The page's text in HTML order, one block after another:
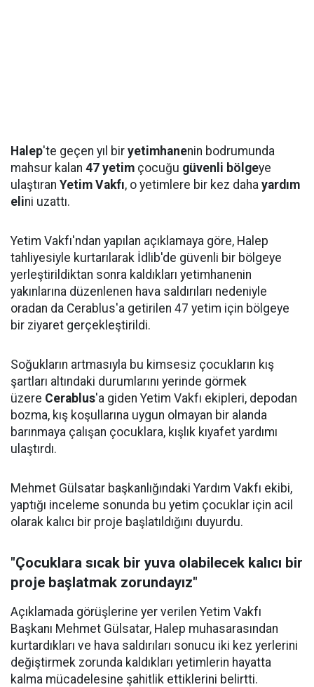
Halep'te geçen yıl bir yetimhanenin bodrumunda
mahsur kalan 47 yetim çocuğu güvenli bölgeye
ulaştıran Yetim Vakfı, o yetimlere bir kez daha yardım
elini uzattı.
Yetim Vakfı'ndan yapılan açıklamaya göre, Halep
tahliyesiyle kurtarılarak İdlib'de güvenli bir bölgeye
yerleştirildiktan sonra kaldıkları yetimhanenin
yakınlarına düzenlenen hava saldırıları nedeniyle
oradan da Cerablus'a getirilen 47 yetim için bölgeye
bir ziyaret gerçekleştirildi.
Soğukların artmasıyla bu kimsesiz çocukların kış
şartları altındaki durumlarını yerinde görmek
üzere Cerablus'a giden Yetim Vakfı ekipleri, depodan
bozma, kış koşullarına uygun olmayan bir alanda
barınmaya çalışan çocuklara, kışlık kıyafet yardımı
ulaştırdı.
Mehmet Gülsatar başkanlığındaki Yardım Vakfı ekibi,
yaptığı inceleme sonunda bu yetim çocuklar için acil
olarak kalıcı bir proje başlatıldığını duyurdu.
"Çocuklara sıcak bir yuva olabilecek kalıcı bir
proje başlatmak zorundayız"
Açıklamada görüşlerine yer verilen Yetim Vakfı
Başkanı Mehmet Gülsatar, Halep muhasarasından
kurtardıkları ve hava saldırıları sonucu iki kez yerlerini
değiştirmek zorunda kaldıkları yetimlerin hayatta
kalma mücadelesine şahitlik ettiklerini belirtti.